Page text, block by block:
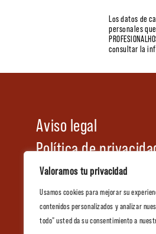
Valoramos tu privacidad
Usamos cookies para mejorar su
contenidos personalizados y analizar
todo” usted da su consentimiento a
Los datos de
personales
consultar la
Aviso legal
Política de
Política de cookies
Condiciones
Tienda